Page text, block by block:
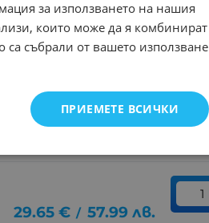
8.08 € / 15.80 лв.
19.43 € / 38.00 лв.
29.65 € / 57.99 лв.
за използването на нашия
които може да я комбинират
са събрали от вашето използване
ПРИЕМЕТЕ ВСИЧКИ